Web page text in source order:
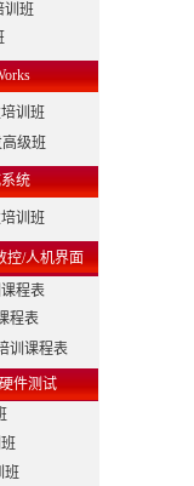
训班
训班
级班
统
训班
控/人机界面
程表
程表
训课程表
件测试
班